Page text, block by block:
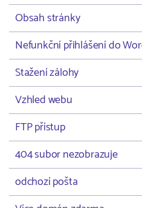
Obsah stránky
Nefunkční přihlášení do
Stažení zálohy
Vzhled webu
FTP přístup
404 subor nezobrazuje
odchozí pošta